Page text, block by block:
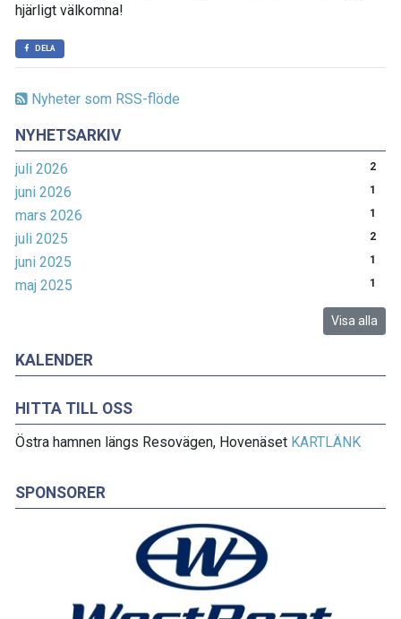
Nyheter som RSS-flöde
NYHETSARKIV
juli 2026 2
juni 2026 1
mars 2026 1
juli 2025 2
juni 2025 1
maj 2025 1
Visa alla
KALENDER
HITTA TILL OSS
Östra hamnen längs Resovägen, Hovenäset KARTLÄNK
hjärligt välkomna!
DELA
SPONSORER